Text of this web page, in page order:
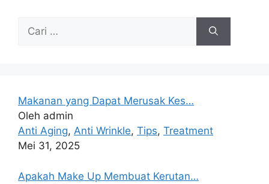
Makanan yang Dapat Merusak Kes…
Oleh admin
Anti Aging, Anti Wrinkle, Tips, Treatment
Mei 31, 2025
Apakah Make Up Membuat Kerutan…